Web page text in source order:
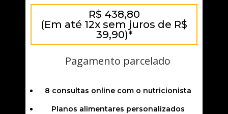
R$ 438,80
(Em até 12x sem juros de R$
39,90)*
Pagamento parcelado
8 consultas online com o nutricionista
Planos alimentares personalizados